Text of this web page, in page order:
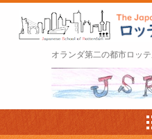
ロッテルダム日本人
l of Rotterdam
オランダ第二の都市ロッ